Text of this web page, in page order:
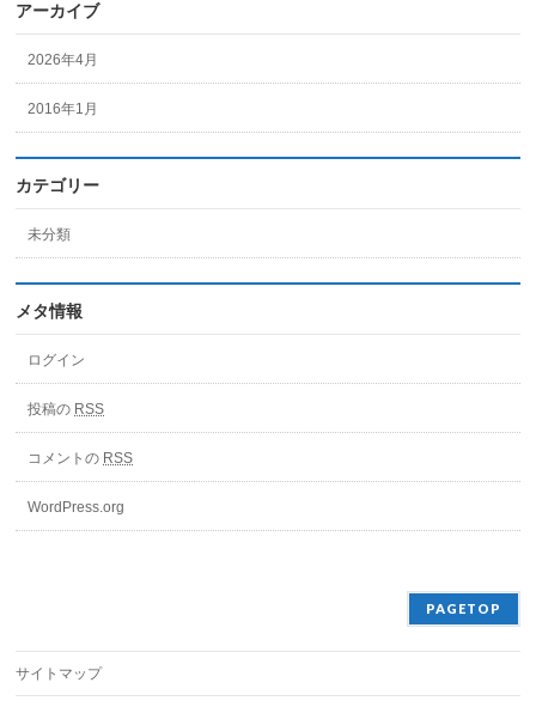
アーカイブ
2026年4月
2016年1月
カテゴリー
未分類
メタ情報
ログイン
投稿の RSS
コメントの RSS
WordPress.org
PAGETOP
サイトマップ